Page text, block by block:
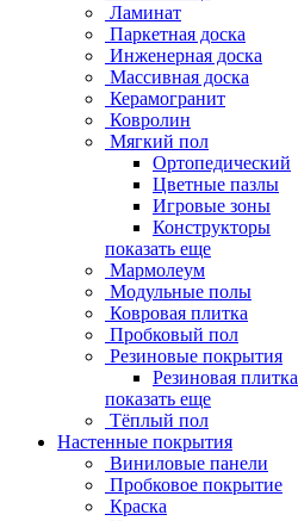
Ламинат
Паркетная доска
Инженерная доска
Массивная доска
Керамогранит
Ковролин
Мягкий пол
Ортопедический
Цветные пазлы
Игровые зоны
Конструкторы
показать еще
Мармолеум
Модульные полы
Ковровая плитка
Пробковый пол
Резиновые покрытия
Резиновая плитка
показать еще
Тёплый пол
Настенные покрытия
Виниловые панели
Пробковое покрытие
Краска